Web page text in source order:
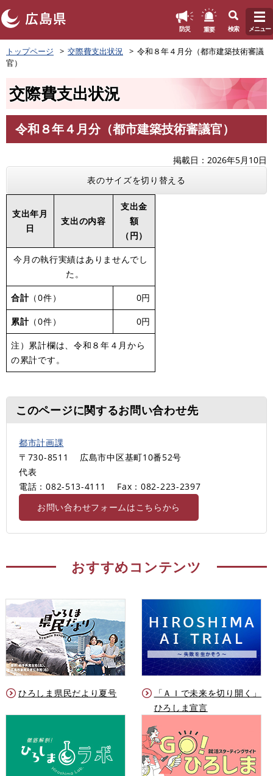
ペ
ー
ジ
。
防災 重要 検索 メニュー
トップページ 交際費支出状況
令和８年４月分（都市建築技術審議
官）
交際費支出状況
文
令和８年４月分（都市建築技術審議官）
掲載日
2026年5月10日
表のサイズを切り替える
支出年月
日
支出の内容
支出金
額
（円）
今月の執行実績はありませんでし
た。
合計（0件） 0円
累計（0件） 0円
注）累計欄は、令和８年４月から
の累計です。
このページに関するお問い合わせ先
都市計画課
〒730-8511
広島市中区基町10番52号
代表
電話：082-513-4111
Fax：082-223-2397
お問い合わせフォームはこちらから
おすすめコンテンツ
ひろしま県民だより夏号
「ＡＩで未来を切り開く」
ひろしま宣言